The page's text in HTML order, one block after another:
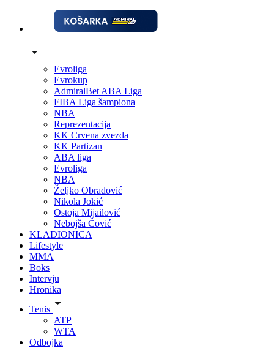
Evroliga
Evrokup
AdmiralBet ABA Liga
FIBA Liga šampiona
NBA
Reprezentacija
KK Crvena zvezda
KK Partizan
ABA liga
Evroliga
NBA
Željko Obradović
Nikola Jokić
Ostoja Mijailović
Nebojša Čović
KLADIONICA
Lifestyle
MMA
Boks
Intervju
Hronika
Tenis
ATP
WTA
Odbojka